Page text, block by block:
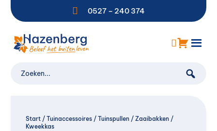
 0527 – 240 374
Start/ Tuinaccessoires/ Tuinspullen/ Zaaibakken/
Kweekkas